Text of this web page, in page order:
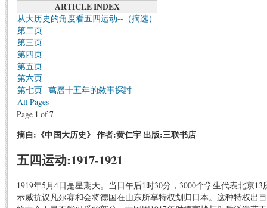
ARTICLE INDEX
从大历史的角度看五四运动--（摘选）
第二页
第三页
第四页
第五页
第六页
第七页--萬曆十五年的敘事探討
All Pages
Page 1 of 7
摘自:《中国大历史》 作者:黄仁宇 出版:三联书店
五四运动:1917-1921
1919年5月4日是星期天。当日午后1时30分，3000个学生代表北京
示威抗议凡尔赛和会将德国在山东所享特权划归日本。这种特权出